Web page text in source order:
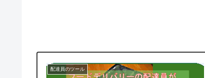
配達員のツール